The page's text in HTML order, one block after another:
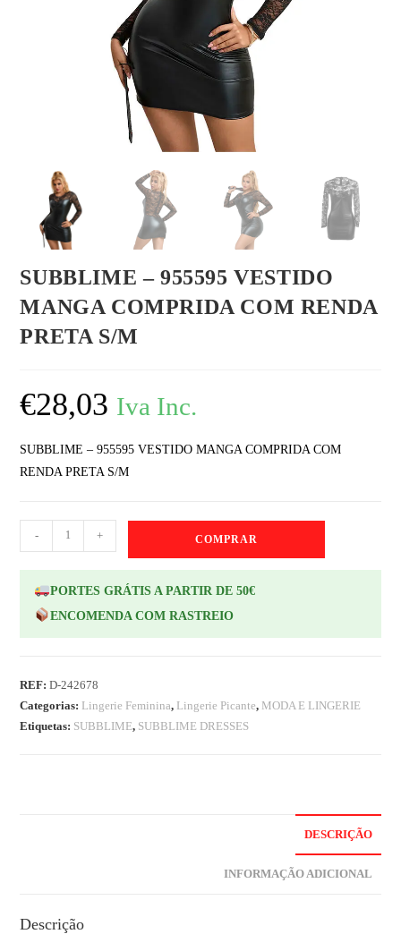
SUBBLIME – 955595 VESTIDO
MANGA COMPRIDA COM RENDA
PRETA S/M
€28,03 Iva Inc.
SUBBLIME – 955595 VESTIDO MANGA COMPRIDA COM
RENDA PRETA S/M
- + COMPRAR
PORTES GRÁTIS A PARTIR DE 50€
ENCOMENDA COM RASTREIO
REF:D-242678
Categorias: Lingerie Feminina, Lingerie Picante, MODA E LINGERIE
Etiquetas: SUBBLIME, SUBBLIME DRESSES
DESCRIÇÃO
INFORMAÇÃO ADICIONAL
Descrição